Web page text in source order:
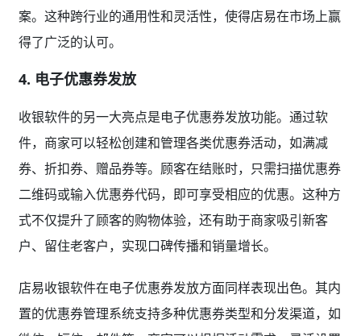
案。这种跨行业的通用性和灵活性，使得店易在市场上赢
得了广泛的认可。
4. 电子优惠券发放
收银软件的另一大亮点是电子优惠券发放功能。通过软
件，商家可以轻松创建和管理各类优惠券活动，如满减
券、折扣券、赠品券等。顾客在结账时，只需扫描优惠券
二维码或输入优惠券代码，即可享受相应的优惠。这种方
式不仅提升了顾客的购物体验，还有助于商家吸引新客
户、留住老客户，实现口碑传播和销量增长。
店易收银软件在电子优惠券发放方面同样表现出色。其内
置的优惠券管理系统支持多种优惠券类型和分发渠道，如